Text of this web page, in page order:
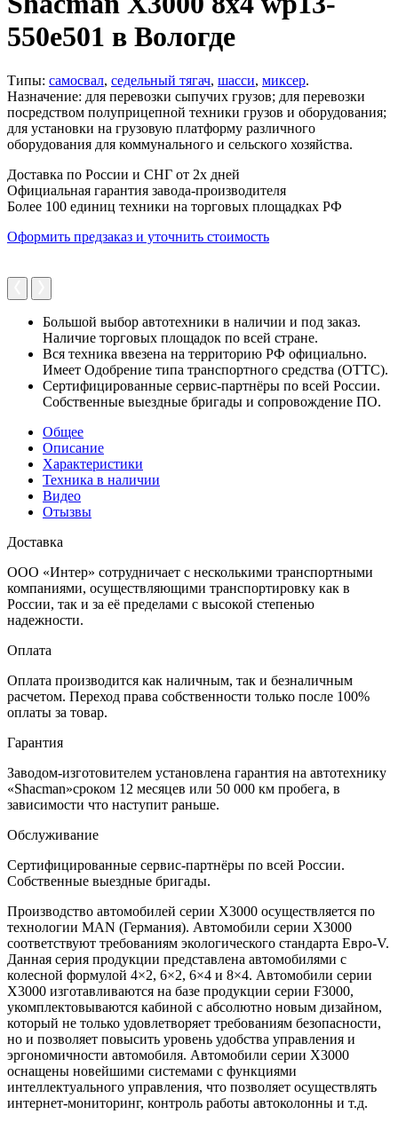
550e501 в Вологде
Типы: самосвал, седельный тягач, шасси, миксер.
Назначение: для перевозки сыпучих грузов; для перевозки
посредством полуприцепной техники грузов и оборудования;
для установки на грузовую платформу различного
оборудования для коммунального и сельского хозяйства.
Доставка по России и СНГ от 2х дней
Официальная гарантия завода-производителя
Более 100 единиц техники на торговых площадках РФ
Оформить предзаказ и уточнить стоимость
Большой выбор автотехники в наличии и под заказ.
Наличие торговых площадок по всей стране.
Вся техника ввезена на территорию РФ официально.
Имеет Одобрение типа транспортного средства (ОТТС).
Сертифицированные сервис-партнёры по всей России.
Собственные выездные бригады и сопровождение ПО.
Общее
Описание
Характеристики
Техника в наличии
Видео
Отызвы
Доставка
ООО «Интер» сотрудничает с несколькими транспортными
компаниями, осуществляющими транспортировку как в
России, так и за её пределами с высокой степенью
надежности.
Оплата
Оплата производится как наличным, так и безналичным
расчетом. Переход права собственности только после 100%
оплаты за товар.
Гарантия
Заводом-изготовителем установлена гарантия на автотехнику
«Shacman»сроком 12 месяцев или 50 000 км пробега, в
зависимости что наступит раньше.
Обслуживание
Сертифицированные сервис-партнёры по всей России.
Собственные выездные бригады.
Производство автомобилей серии X3000 осуществляется по
технологии MAN (Германия). Автомобили серии X3000
соответствуют требованиям экологического стандарта Евро-V.
Данная серия продукции представлена автомобилями с
колесной формулой 4×2, 6×2, 6×4 и 8×4. Автомобили серии
X3000 изготавливаются на базе продукции серии F3000,
укомплектовываются кабиной с абсолютно новым дизайном,
который не только удовлетворяет требованиям безопасности,
но и позволяет повысить уровень удобства управления и
эргономичности автомобиля. Автомобили серии X3000
оснащены новейшими системами с функциями
интеллектуального управления, что позволяет осуществлять
интернет-мониторинг, контроль работы автоколонны и т.д.